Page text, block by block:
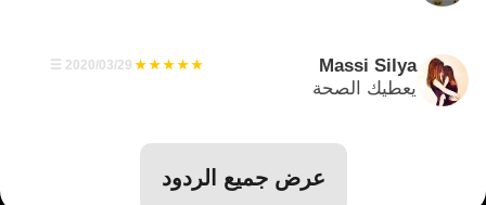
Massi Silya
29‏/03‏/2020
☰
يعطيك الصحة
عرض جميع الردود